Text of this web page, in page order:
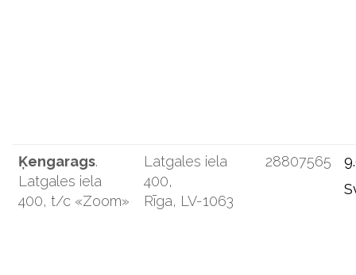
Ķengarags.
Latgales iela
400, t/c «Zoom»
Latgales iela
400,
Rīga, LV-1063
28807565